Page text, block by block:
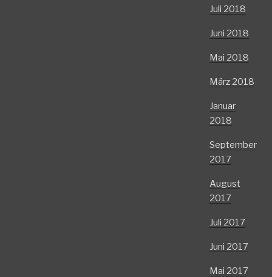
Juli 2018
Juni 2018
Mai 2018
März 2018
Januar
2018
September
2017
August
2017
Juli 2017
Juni 2017
Mai 2017